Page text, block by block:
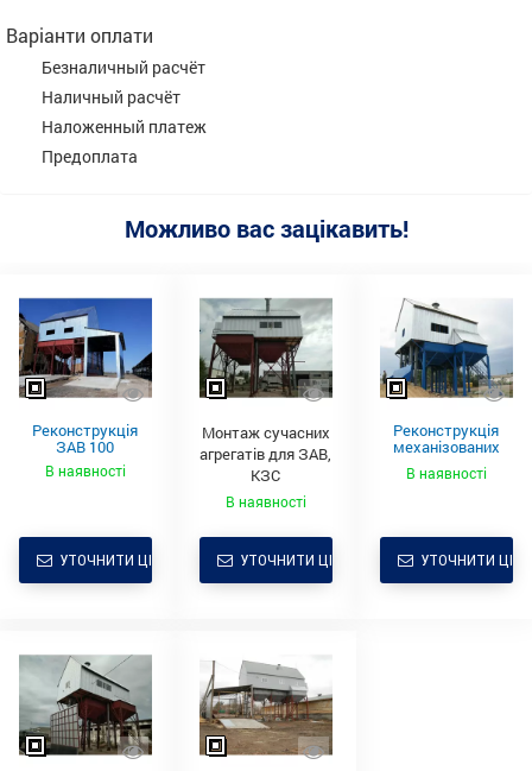
Варіанти оплати
Безналичный расчёт
Наличный расчёт
Наложенный платеж
Предоплата
Можливо вас зацікавить!
Реконструкція
ЗАВ 100
В наявності
УТОЧНИТИ ЦІНУ
Монтаж сучасних
агрегатів для ЗАВ,
КЗС
В наявності
УТОЧНИТИ ЦІНУ
Реконструкція
механізованих
струмів ЗАВ, КЗС
В наявності
УТОЧНИТИ ЦІНУ